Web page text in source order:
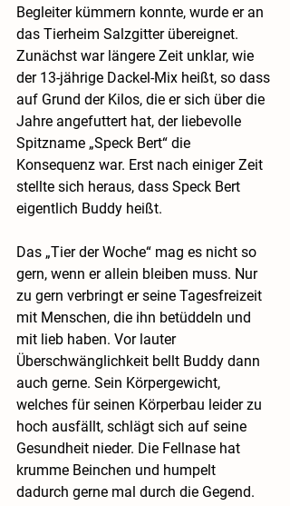
Begleiter kümmern konnte, wurde er an
das Tierheim Salzgitter übereignet.
Zunächst war längere Zeit unklar, wie
der 13-jährige Dackel-Mix heißt, so dass
auf Grund der Kilos, die er sich über die
Jahre angefuttert hat, der liebevolle
Spitzname „Speck Bert“ die
Konsequenz war. Erst nach einiger Zeit
stellte sich heraus, dass Speck Bert
eigentlich Buddy heißt.
Das „Tier der Woche“ mag es nicht so
gern, wenn er allein bleiben muss. Nur
zu gern verbringt er seine Tagesfreizeit
mit Menschen, die ihn betüddeln und
mit lieb haben. Vor lauter
Überschwänglichkeit bellt Buddy dann
auch gerne. Sein Körpergewicht,
welches für seinen Körperbau leider zu
hoch ausfällt, schlägt sich auf seine
Gesundheit nieder. Die Fellnase hat
krumme Beinchen und humpelt
dadurch gerne mal durch die Gegend.